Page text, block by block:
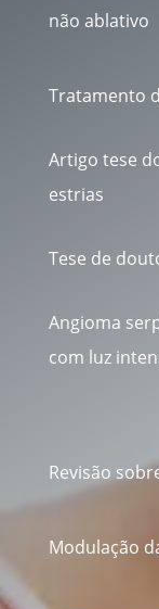
não ablativo
Tratamento
Artigo tese
estrias
Tese de
Angioma
com luz
Revisão
Modulação